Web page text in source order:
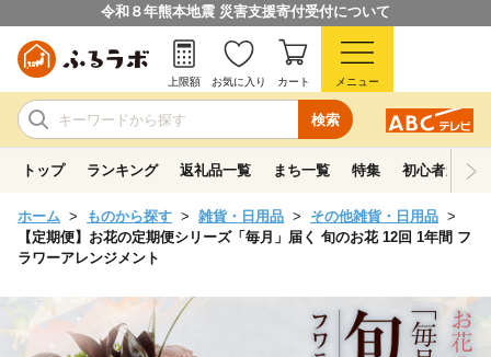
令和８年熊本地震 災害支援寄付受付について
検索
上限額 お気に入り カート メニュー
トップ ランキング 返礼品一覧 まち一覧 特集 初心者ガイド
ホーム ものから探す 雑貨・日用品
その他雑貨・日用品
【定期便】お花の定期便シリーズ「毎月」届く 旬のお花 12回 1年間 フ
ラワーアレンジメント